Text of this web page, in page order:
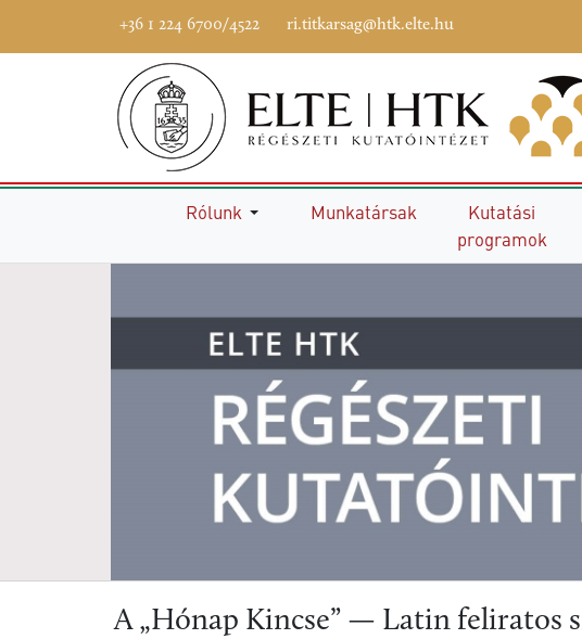
+36 1 224 6700/4522 ri.titkarsag@htk.elte.hu
Rólunk Munkatársak
Kutatási
programok
A „Hónap Kincse” — Latin feliratos